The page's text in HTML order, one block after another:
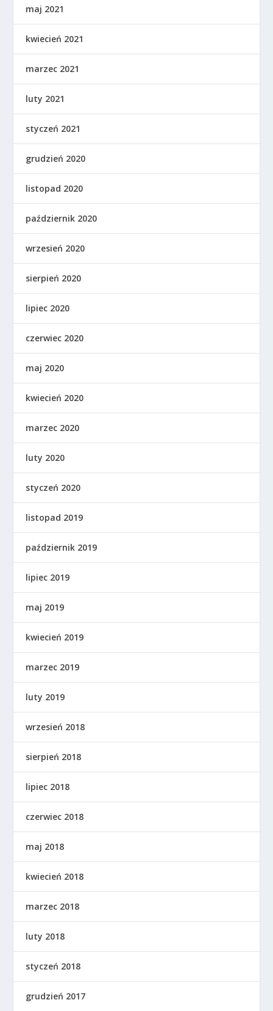
maj 2021
kwiecień 2021
marzec 2021
luty 2021
styczeń 2021
grudzień 2020
listopad 2020
październik 2020
wrzesień 2020
sierpień 2020
lipiec 2020
czerwiec 2020
maj 2020
kwiecień 2020
marzec 2020
luty 2020
styczeń 2020
listopad 2019
październik 2019
lipiec 2019
maj 2019
kwiecień 2019
marzec 2019
luty 2019
wrzesień 2018
sierpień 2018
lipiec 2018
czerwiec 2018
maj 2018
kwiecień 2018
marzec 2018
luty 2018
styczeń 2018
grudzień 2017